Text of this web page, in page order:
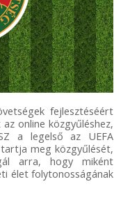
fejlesztéséért
online közgyűléshez,
a legelső az UEFA
meg közgyűlését,
arra, hogy miként
élet folytonosságának